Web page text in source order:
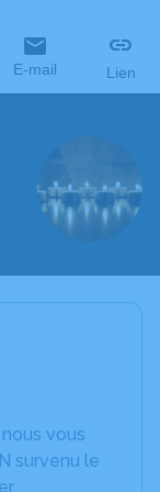
E-mail Lien
vous
survenu le